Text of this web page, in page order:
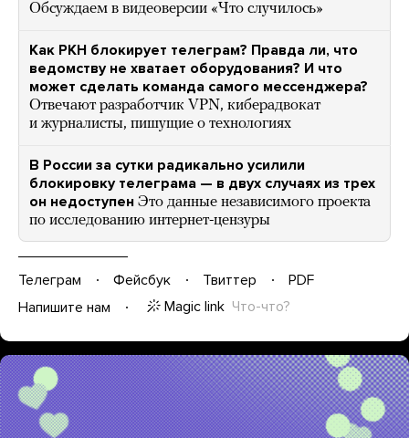
Обсуждаем в видеоверсии «Что случилось»
Как РКН блокирует телеграм? Правда ли, что
ведомству не хватает оборудования? И что
может сделать команда самого мессенджера?
Отвечают разработчик VPN, киберадвокат
и журналисты, пишущие о технологиях
В России за сутки радикально усилили
блокировку телеграма — в двух случаях из трех
он недоступен Это данные независимого проекта
по исследованию интернет-цензуры
Телеграм Фейсбук Твиттер
PDF
Напишите нам
Magic link Что-что?